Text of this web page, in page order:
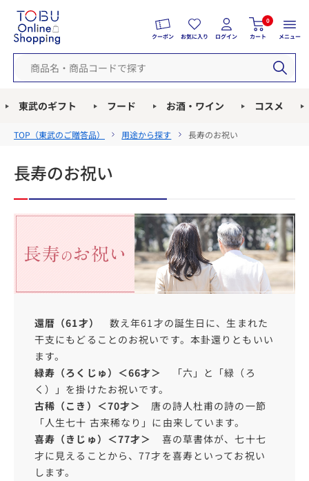
クーポン お気に入り ログイン
0
カート メニュー
東武のギフト フード お酒・ワイン コスメ
TOP（東武のご贈答品） 用途から探す 長寿のお祝い
長寿のお祝い
還暦（61才）
数え年61才の誕生日に、生まれた
干支にもどることのお祝いです。本卦還りともいい
ます。
緑寿（ろくじゅ）＜66才＞
「六」と「緑（ろ
く）」を掛けたお祝いです。
古稀（こき）＜70才＞
唐の詩人杜甫の詩の一節
「人生七十 古来稀なり」に由来しています。
喜寿（きじゅ）＜77才＞
喜の草書体が、七十七
才に見えることから、77才を喜寿といってお祝い
します。